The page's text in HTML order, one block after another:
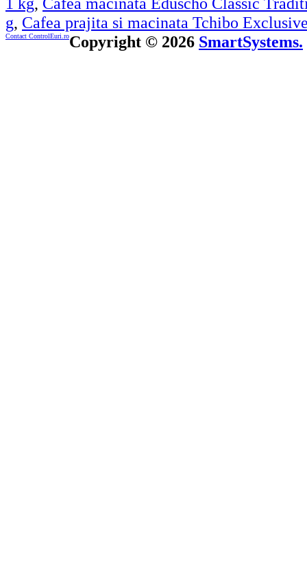
g, Cafea prajita si macinata Tchibo
Contact ControlEuri.roCopyright © 2026 SmartSystems.